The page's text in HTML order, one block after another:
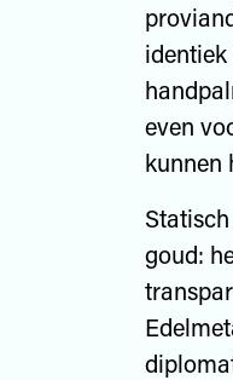
even
kunnen
goud: